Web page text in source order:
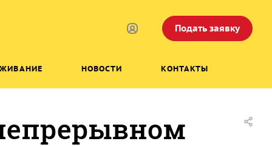
Подать заявку
НОВОСТИ КОНТАКТЫ